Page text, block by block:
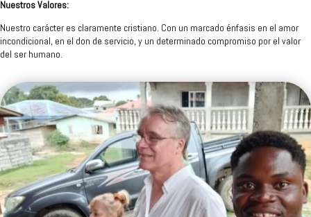
Nuestros Valores:
Nuestro carácter es claramente cristiano. Con un marcado énfasis en el amor
incondicional, en el don de servicio, y un determinado compromiso por el valor
del ser humano.